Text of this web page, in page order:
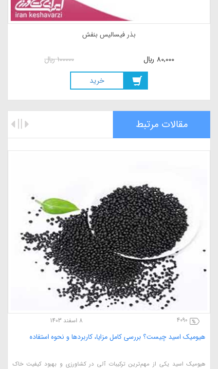
بذر فیسالیس بنفش
100000ريال 80,000 ريال
خريد
مقالات مرتبط
4090 8 اسفند 1403
هیومیک اسید چیست؟ بررسی کامل مزایا، کاربردها و نحوه استفاده
هیومیک اسید یکی از مهم‌ترین ترکیبات آلی در کشاورزی و بهبود کیفیت خاک